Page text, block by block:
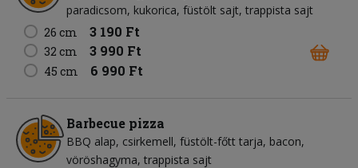
paradicsom kukorica füstölt sajt trappista sajt
26 cm
3 190 Ft
32 cm 3 990 Ft
45 cm 6 990 Ft
Barbecue pizza
BBQ alap csirkemell füstölt-főtt tarja bacon
vöröshagyma trappista sajt